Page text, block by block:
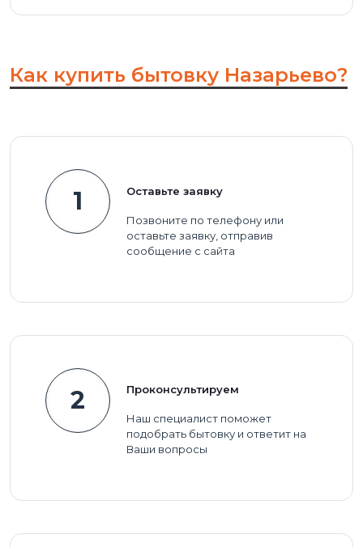
Как купить бытовку Назарьево?
1 Оставьте заявку
Позвоните по телефону или
оставьте заявку, отправив
сообщение с сайта
2 Проконсультируем
Наш специалист поможет
подобрать бытовку и ответит на
Ваши вопросы